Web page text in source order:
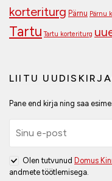
korteriturg Pärnu Pärnu
Tartu Tartu korteriturg
LIITU
Pane end kirja ning saa
Olen tutvunud Domus
andmete töötlemisega.